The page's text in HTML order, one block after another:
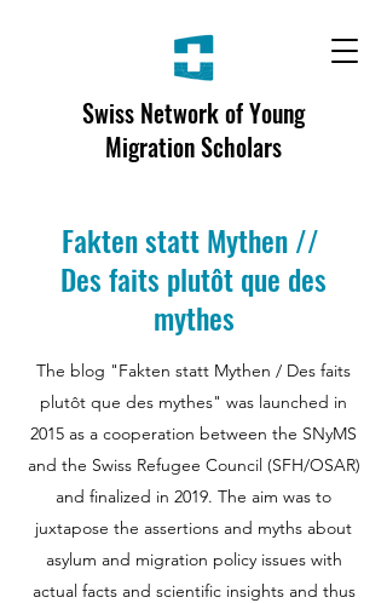
Swiss Network of Young
Migration Scholars
Fakten statt Mythen //
Des faits plutôt que des
mythes
The blog "Fakten statt Mythen / Des faits
plutôt que des mythes" was launched in
2015 as a cooperation between the SNyMS
and the Swiss Refugee Council (SFH/OSAR)
and finalized in 2019. The aim was to
juxtapose the assertions and myths about
asylum and migration policy issues with
actual facts and scientific insights and thus